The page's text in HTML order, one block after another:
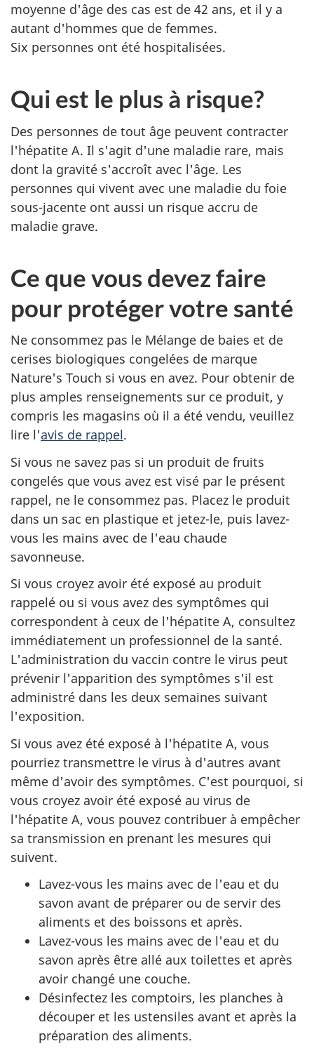
moyenne d'âge des cas est de 42 ans, et il y a
autant d'hommes que de femmes.
Six personnes ont été hospitalisées.
Qui est le plus à risque?
Des personnes de tout âge peuvent contracter
l'hépatite A. Il s'agit d'une maladie rare, mais
dont la gravité s'accroît avec l'âge. Les
personnes qui vivent avec une maladie du foie
sous-jacente ont aussi un risque accru de
maladie grave.
Ce que vous devez faire
pour protéger votre santé
Ne consommez pas le Mélange de baies et de
cerises biologiques congelées de marque
Nature's Touch si vous en avez. Pour obtenir de
plus amples renseignements sur ce produit, y
compris les magasins où il a été vendu, veuillez
lire l'avis de rappel.
Si vous ne savez pas si un produit de fruits
congelés que vous avez est visé par le présent
rappel, ne le consommez pas. Placez le produit
dans un sac en plastique et jetez-le, puis lavez-
vous les mains avec de l'eau chaude
savonneuse.
Si vous croyez avoir été exposé au produit
rappelé ou si vous avez des symptômes qui
correspondent à ceux de l'hépatite A, consultez
immédiatement un professionnel de la santé.
L'administration du vaccin contre le virus peut
prévenir l'apparition des symptômes s'il est
administré dans les deux semaines suivant
l'exposition.
Si vous avez été exposé à l'hépatite A, vous
pourriez transmettre le virus à d'autres avant
même d'avoir des symptômes. C'est pourquoi, si
vous croyez avoir été exposé au virus de
l'hépatite A, vous pouvez contribuer à empêcher
sa transmission en prenant les mesures qui
suivent.
Lavez-vous les mains avec de l'eau et du
savon avant de préparer ou de servir des
aliments et des boissons et après.
Lavez-vous les mains avec de l'eau et du
savon après être allé aux toilettes et après
avoir changé une couche.
Désinfectez les comptoirs, les planches à
découper et les ustensiles avant et après la
préparation des aliments.